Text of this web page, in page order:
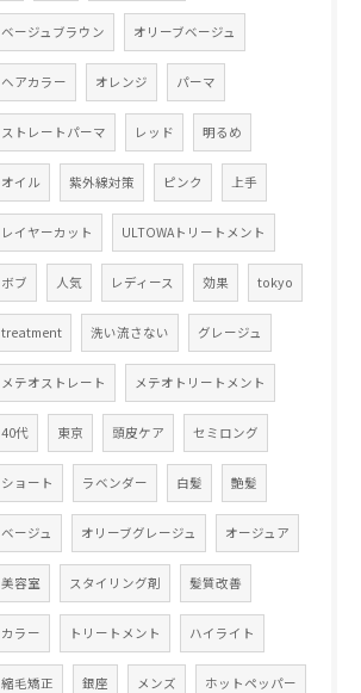
ベージュブラウン オリーブベージュ
ヘアカラー オレンジ パーマ
ストレートパーマ レッド 明るめ
オイル 紫外線対策 ピンク 上手
レイヤーカット ULTOWAトリートメント
ボブ 人気 レディース 効果 tokyo
treatment 洗い流さない グレージュ
メテオストレート メテオトリートメント
40代 東京 頭皮ケア セミロング
ショート ラベンダー 白髪 艶髪
ベージュ オリーブグレージュ オージュア
美容室 スタイリング剤 髪質改善
カラー トリートメント ハイライト
縮毛矯正 銀座 メンズ ホットペッパー